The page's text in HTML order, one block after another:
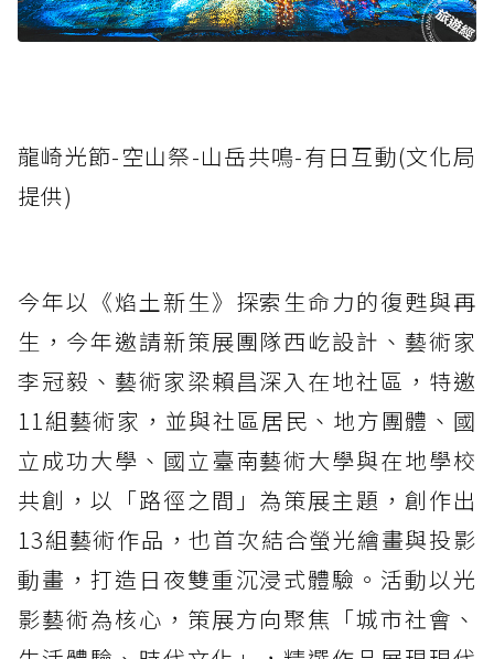
龍崎光節-空山祭-山岳共鳴-有日互動(文化局
提供)
今年以《焰土新生》探索生命力的復甦與再
生，今年邀請新策展團隊西屹設計、藝術家
李冠毅、藝術家梁賴昌深入在地社區，特邀
11組藝術家，並與社區居民、地方團體、國
立成功大學、國立臺南藝術大學與在地學校
共創，以「路徑之間」為策展主題，創作出
13組藝術作品，也首次結合螢光繪畫與投影
動畫，打造日夜雙重沉浸式體驗。活動以光
影藝術為核心，策展方向聚焦「城市社會、